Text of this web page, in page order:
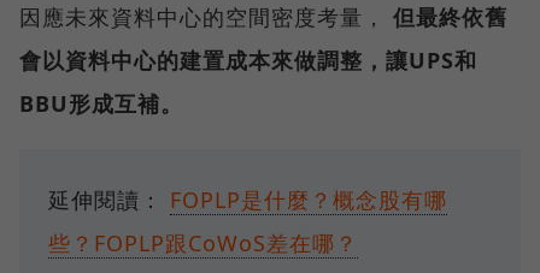
因應未來資料中心的空間密度考量， 但最終依舊
會以資料中心的建置成本來做調整，讓UPS和
BBU形成互補。
延伸閱讀： FOPLP是什麼？概念股有哪
些？FOPLP跟CoWoS差在哪？